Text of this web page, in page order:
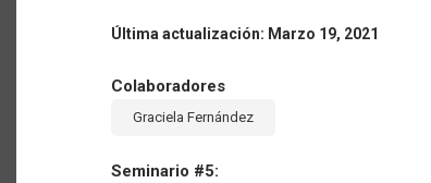
Última actualización: Marzo 19, 2021
Colaboradores
Graciela Fernández
Seminario #5: